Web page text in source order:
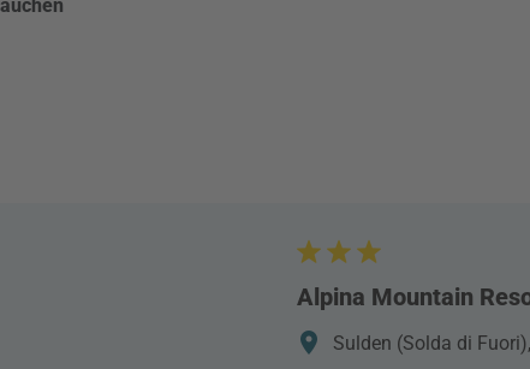
Alpina Mountain
Sulden (Solda di